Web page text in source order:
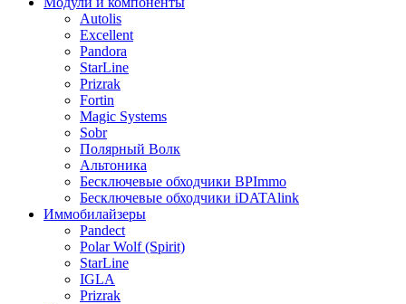
Autolis
Excellent
Pandora
StarLine
Prizrak
Fortin
Magic Systems
Sobr
Полярный Волк
Альтоника
Бесключевые обходчики BPImmo
Бесключевые обходчики iDATAlink
Иммобилайзеры
Pandect
Polar Wolf (Spirit)
StarLine
IGLA
Prizrak